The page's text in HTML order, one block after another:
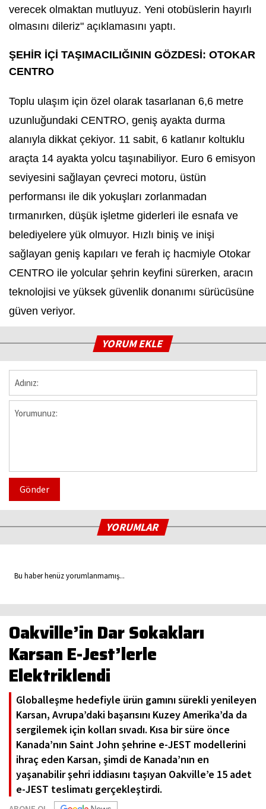
verecek olmaktan mutluyuz. Yeni otobüslerin hayırlı
olmasını dileriz" açıklamasını yaptı.
ŞEHİR İÇİ TAŞIMACILIĞININ GÖZDESİ: OTOKAR
CENTRO
Toplu ulaşım için özel olarak tasarlanan 6,6 metre
uzunluğundaki CENTRO, geniş ayakta durma
alanıyla dikkat çekiyor. 11 sabit, 6 katlanır koltuklu
araçta 14 ayakta yolcu taşınabiliyor. Euro 6 emisyon
seviyesini sağlayan çevreci motoru, üstün
performansı ile dik yokuşları zorlanmadan
tırmanırken, düşük işletme giderleri ile esnafa ve
belediyelere yük olmuyor. Hızlı biniş ve inişi
sağlayan geniş kapıları ve ferah iç hacmiyle Otokar
CENTRO ile yolcular şehrin keyfini sürerken, aracın
teknolojisi ve yüksek güvenlik donanımı sürücüsüne
güven veriyor.
YORUM EKLE
Gönder
YORUMLAR
Bu haber henüz yorumlanmamış...
Oakville’in Dar Sokakları
Karsan E-Jest’lerle
Elektriklendi
Globalleşme hedefiyle ürün gamını sürekli yenileyen
Karsan, Avrupa’daki başarısını Kuzey Amerika’da da
sergilemek için kolları sıvadı. Kısa bir süre önce
Kanada’nın Saint John şehrine e-JEST modellerini
ihraç eden Karsan, şimdi de Kanada’nın en
yaşanabilir şehri iddiasını taşıyan Oakville’e 15 adet
e-JEST teslimatı gerçekleştirdi.